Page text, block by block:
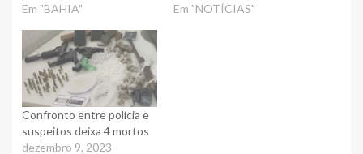
Em "BAHIA"
Em "NOTÍCIAS"
Confronto entre polícia e
suspeitos deixa 4 mortos
dezembro 9, 2023